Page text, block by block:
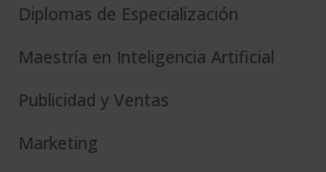
e
r
n
Diplomas de Especialización
Maestría en Inteligencia Artificial
Publicidad y Ventas
Marketing